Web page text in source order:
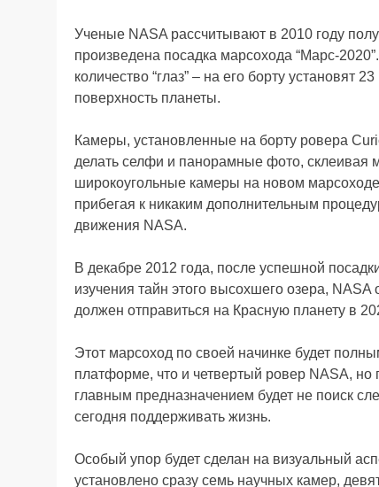
Ученые NASA рассчитывают в 2010 году
произведена посадка марсохода “Марс-
количество “глаз” – на его борту установят
поверхность планеты.
Камеры, установленные на борту ровера
делать селфи и панорамные фото, склеивая
широкоугольные камеры на новом
прибегая к никаким дополнительным
движения NASA.
В декабре 2012 года, после успешной
изучения тайн этого высохшего озера,
должен отправиться на Красную планету в
Этот марсоход по своей начинке будет
платформе, что и четвертый ровер NASA, но
главным предназначением будет не поиск
сегодня поддерживать жизнь.
Особый упор будет сделан на визуальный
установлено сразу семь научных камер,